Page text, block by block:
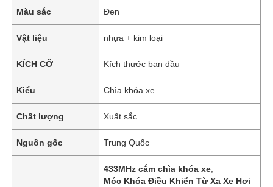
Màu sắc Đen
Vật liệu nhựa + kim loại
KÍCH CỠ Kích thước ban đầu
Kiểu Chìa khóa xe
Chất lượng Xuất sắc
Nguồn gốc Trung Quốc
433MHz cắm chìa khóa xe
Móc Khóa Điều Khiển Từ Xa Xe Hơi